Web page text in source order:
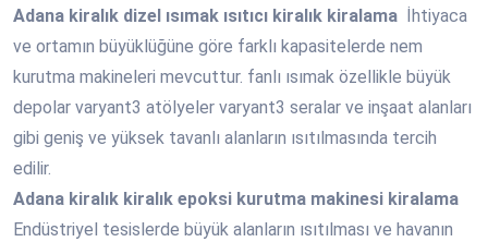
Adana kiralık dizel ısımak ısıtıcı kiralık kiralama İhtiyaca
ve ortamın büyüklüğüne göre farklı kapasitelerde nem
kurutma makineleri mevcuttur. fanlı ısımak özellikle büyük
depolar varyant3 atölyeler varyant3 seralar ve inşaat alanları
gibi geniş ve yüksek tavanlı alanların ısıtılmasında tercih
edilir.
Adana kiralık kiralık epoksi kurutma makinesi kiralama
Endüstriyel tesislerde büyük alanların ısıtılması ve havanın